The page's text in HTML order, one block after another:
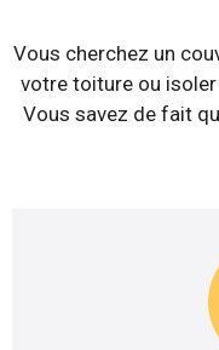
Vous cherchez un
votre toiture ou
Vous savez de fait